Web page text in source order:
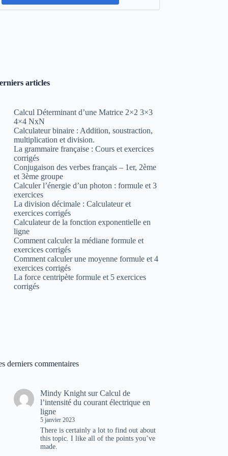
articles
Calcul Déterminant d’une Matrice 2×2 3×3
4×4 NxN
Calculateur binaire : Addition, soustraction,
multiplication et division.
La grammaire française : Cours et exercices
corrigés
Conjugaison des verbes français – 1er, 2ème
et 3ème groupe
Calculer l’énergie d’un photon : formule et 3
exercices
La division décimale : Calculateur et
exercices corrigés
Calculateur de la fonction exponentielle en
ligne
Comment calculer la médiane formule et
exercices corrigés
Comment calculer une moyenne formule et 4
exercices corrigés
La force centripète formule et 5 exercices
corrigés
derniers commentaires
Mindy Knight surCalcul de
l’intensité du courant électrique en
ligne
5 janvier 2023
There is certainly a lot to find out about
this topic. I like all of the points you’ve
made.